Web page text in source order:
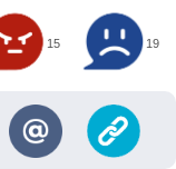
15 19